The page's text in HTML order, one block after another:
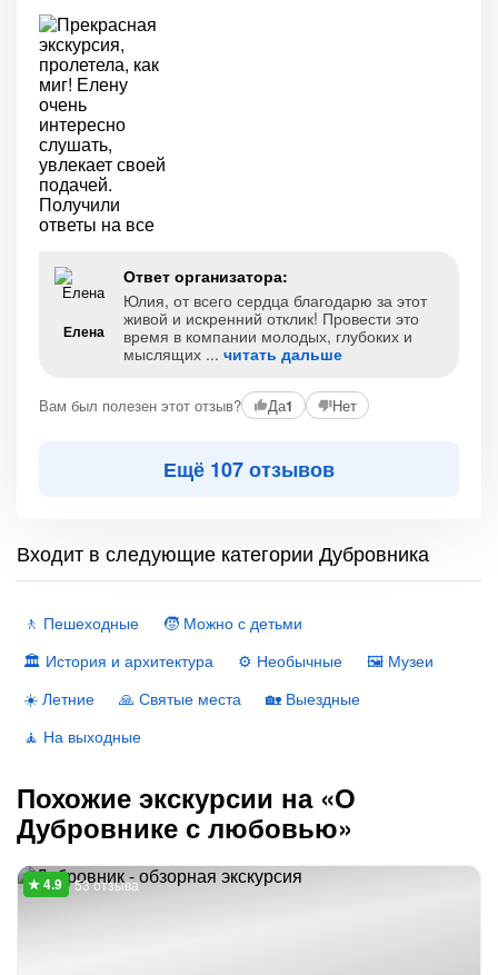
Елена
Ответ организатора:
Юлия, от всего сердца благодарю за этот
живой и искренний отклик! Провести это
время в компании молодых, глубоких и
мыслящих
читать дальше
Вам был полезен этот отзыв? Да1 Нет
Ещё 107 отзывов
Входит в следующие категории Дубровника
🚶 Пешеходные
🧒 Можно с детьми
🏛 История и архитектура
⚙️ Необычные
🖼 Музеи
☀️ Летние
🙏 Святые места
🏡 Выездные
🧘 На выходные
Похожие экскурсии на «О
Дубровнике с любовью»
53 отзыва